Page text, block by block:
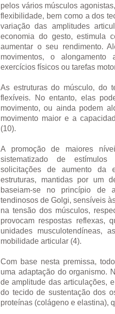
pelos vários músculos
flexibilidade, bem como a dos
variação das amplitudes
economia do gesto, estimula
aumentar o seu rendimento.
movimentos, o
exercícios físicos ou tarefas
As estruturas do músculo, do
flexíveis. No entanto, elas
movimento, ou ainda podem
movimento maior e a
(10).
A promoção de maiores
sistematizado de estímulos
solicitações de aumento da
estruturas, mantidas por um
baseiam-se no princípio de
tendinosos de Golgi, sensíveis
na tensão dos músculos,
provocam respostas reflexas,
unidades musculotendíneas,
mobilidade articular (4).
Com base nesta premissa,
uma adaptação do organismo.
de amplitude das articulações,
do tecido de sustentação dos
proteínas (colágeno e elastina),